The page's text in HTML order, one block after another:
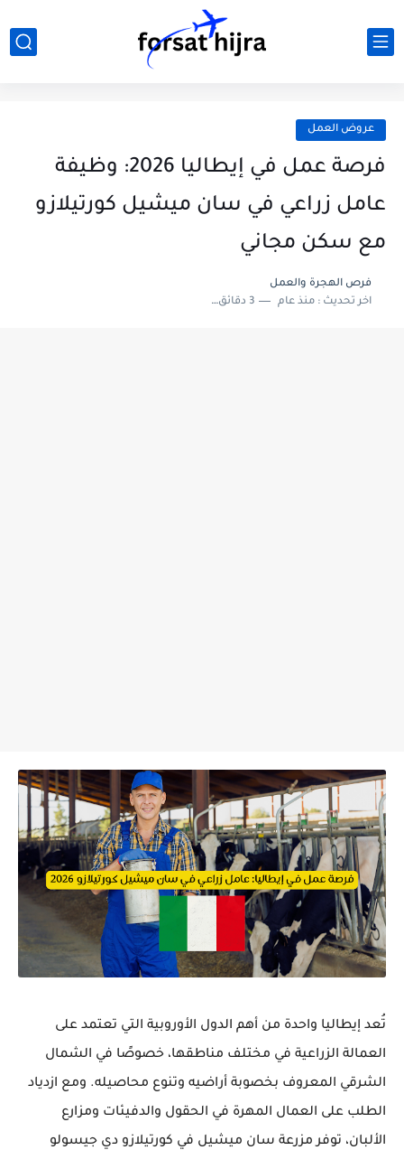
عروض العمل
فرصة عمل في إيطاليا 2026: وظيفة
عامل زراعي في سان ميشيل كورتيلازو
مع سكن مجاني
فرص الهجرة والعمل
اخر تحديث :منذ عام 3 دقائق للقراءة
تُعد إيطاليا واحدة من أهم الدول الأوروبية التي تعتمد على
العمالة الزراعية في مختلف مناطقها، خصوصًا في الشمال
الشرقي المعروف بخصوبة أراضيه وتنوع محاصيله. ومع ازدياد
الطلب على العمال المهرة في الحقول والدفيئات ومزارع
الألبان، توفر مزرعة سان ميشيل في كورتيلازو دي جيسولو